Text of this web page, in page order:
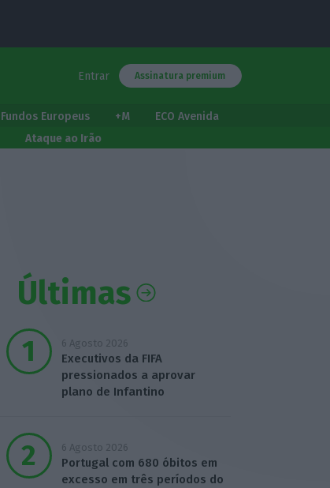
Entrar Assinatura premium
Fundos Europeus +M
ECO Avenida
Ataque ao Irão
Últimas
6 Agosto 2026
Executivos da FIFA
pressionados a aprovar
plano de Infantino
6 Agosto 2026
Portugal com 680 óbitos em
excesso em três períodos do